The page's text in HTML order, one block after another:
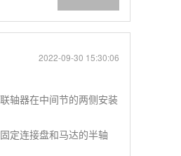
2022-09-30 15:30:06
轴器在中间节的两侧安装
定连接盘和马达的半轴